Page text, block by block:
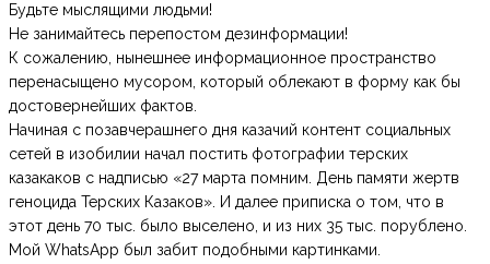
Будьте мыслящими людьми!
Не занимайтесь перепостом дезинформации!
К сожалению, нынешнее информационное пространство
перенасыщено мусором, который облекают в форму как бы
достовернейших фактов.
Начиная с позавчерашнего дня казачий контент социальных
сетей в изобилии начал постить фотографии терских
казакаков с надписью «27 марта помним. День памяти жертв
геноцида Терских Казаков». И далее приписка о том, что в
этот день 70 тыс. было выселено, и из них 35 тыс. порублено.
Мой WhatsApp был забит подобными картинками.